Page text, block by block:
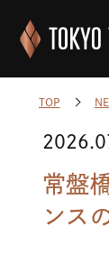
TOP
常盤
ンス